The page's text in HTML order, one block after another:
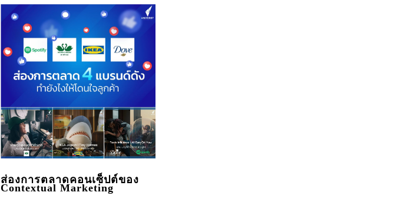
ส่องการตลาดคอนเซ็ปต์ของ
Contextual Marketing